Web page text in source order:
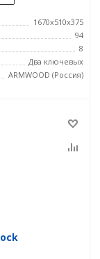
1670х510х375
94
8
Два ключевых
ARMWOOD (Россия)